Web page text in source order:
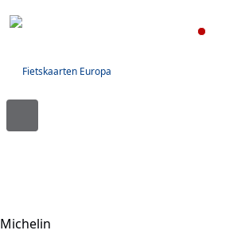
Fietskaarten Europa
Michelin